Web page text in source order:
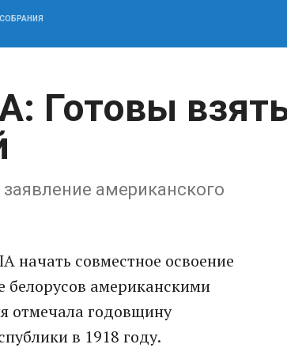
Готовы
американского
совместное освоение
белорусов американскими
отмечала годовщину
в 1918 году.